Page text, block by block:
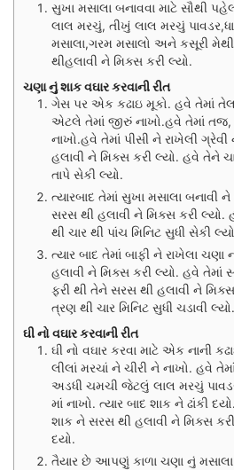
સુખા મસાલા બનાવવા માટે સૌથી
લાલ મરચું, તીખું લાલ મરચું
મસાલા,ગરમ મસાલો અને કસૂરી
થીહલાવી ને મિક્સ કરી લ્યો.
ચણા નું શાક વઘાર કરવાની રીત
ગેસ પર એક કઢાઇ મૂકો. હવે તેમાં
એટલે તેમાં જીરું નાખો.હવે તેમાં
નાખો.હવે તેમાં પીસી ને રાખેલી
હલાવી ને મિક્સ કરી લ્યો. હવે તેને
તાપે સેકી લ્યો.
ત્યારબાદ તેમાં સુખા મસાલા બનાવી
સરસ થી હલાવી ને મિક્સ કરી લ્યો.
થી ચાર થી પાંચ મિનિટ સુધી સેકી
ત્યાર બાદ તેમાં બાફી ને રાખેલા
હલાવી ને મિક્સ કરી લ્યો. હવે તેમાં
ફરી થી તેને સરસ થી હલાવી ને
ત્રણ થી ચાર મિનિટ સુધી ચડાવી લ્યો.
ઘી નો વઘાર કરવાની રીત
ઘી નો વઘાર કરવા માટે એક નાની
લીલાં મરચાં ને ચીરી ને નાખો. હવે
અડધી ચમચી જેટલું લાલ મરચું
માં નાખો. ત્યાર બાદ શાક ને ઢાંકી
શાક ને સરસ થી હલાવી ને મિક્સ
દયો.
તૈયાર છે આપણું કાળા ચણા નું મસાલા